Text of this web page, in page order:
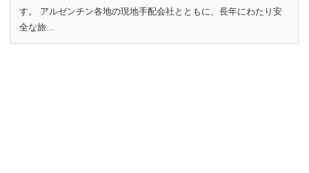
す。 アルゼンチン各地の現地手配会社とともに、長年にわたり安
全な旅...